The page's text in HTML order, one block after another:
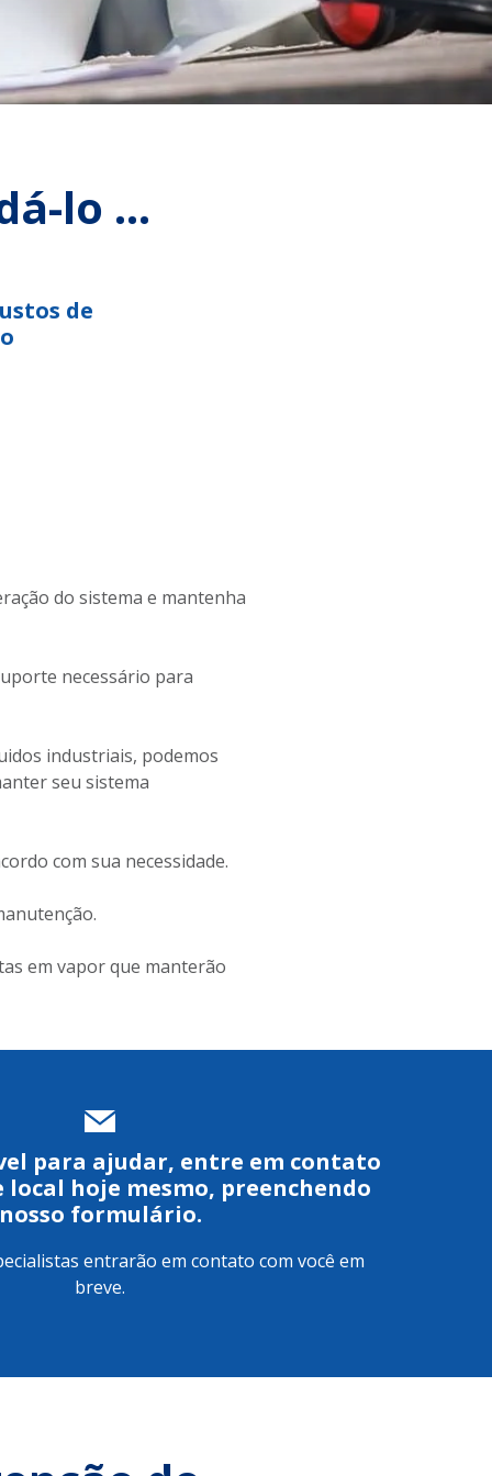
lo ...
de
do sistema e mantenha
necessário para
industriais, podemos
seu sistema
com sua necessidade.
em vapor que manterão
para ajudar, entre em contato
local hoje mesmo, preenchendo
nosso formulário.
entrarão em contato com você em
breve.